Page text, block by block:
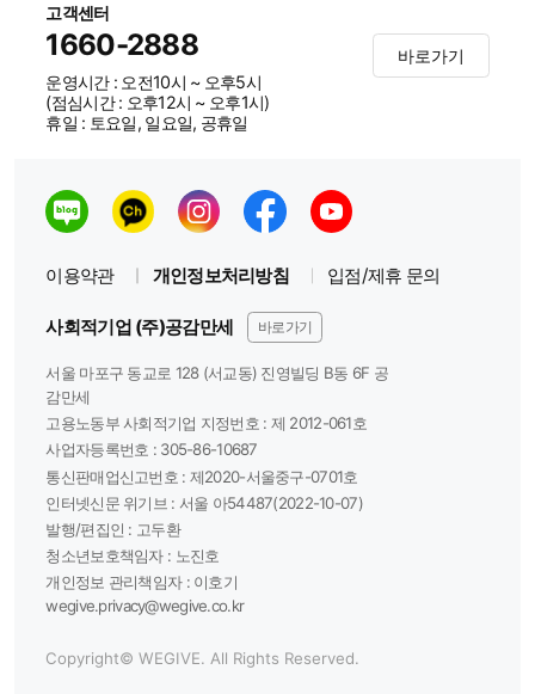
고객센터
1660-2888
운영시간 : 오전10시 ~ 오후5시
(점심시간 : 오후12시 ~ 오후1시)
휴일 : 토요일, 일요일, 공휴일
바로가기
이용약관 개인정보처리방침 입점/제휴 문의
사회적기업 (주)공감만세 바로가기
서울 마포구 동교로 128 (서교동) 진영빌딩 B동 6F 공
감만세
고용노동부 사회적기업 지정번호 : 제 2012-061호
사업자등록번호 : 305-86-10687
통신판매업신고번호 : 제2020-서울중구-0701호
인터넷신문 위기브 : 서울 아54487(2022-10-07)
발행/편집인 : 고두환
청소년보호책임자 : 노진호
개인정보 관리책임자 : 이호기
wegive.privacy@wegive.co.kr
Copyright© WEGIVE. All Rights Reserved.